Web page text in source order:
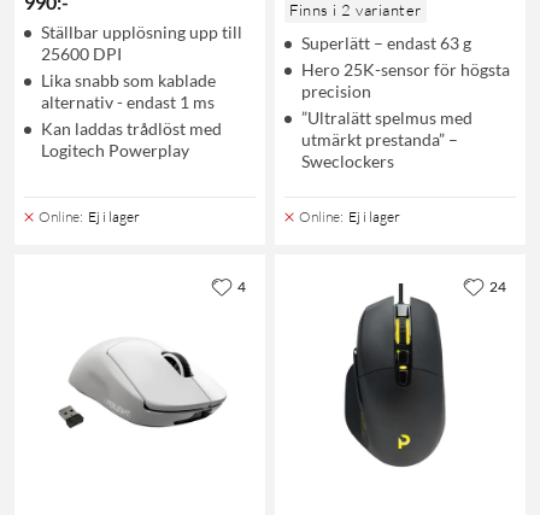
Ställbar upplösning upp till
25600 DPI
Lika snabb som kablade
alternativ - endast 1 ms
Kan laddas trådlöst med
Logitech Powerplay
Online: Ej i lager
Finns i 2 varianter
Superlätt – endast 63 g
Hero 25K-sensor för högsta
precision
”Ultralätt spelmus med
utmärkt prestanda” –
Sweclockers
Online: Ej i lager
4 24